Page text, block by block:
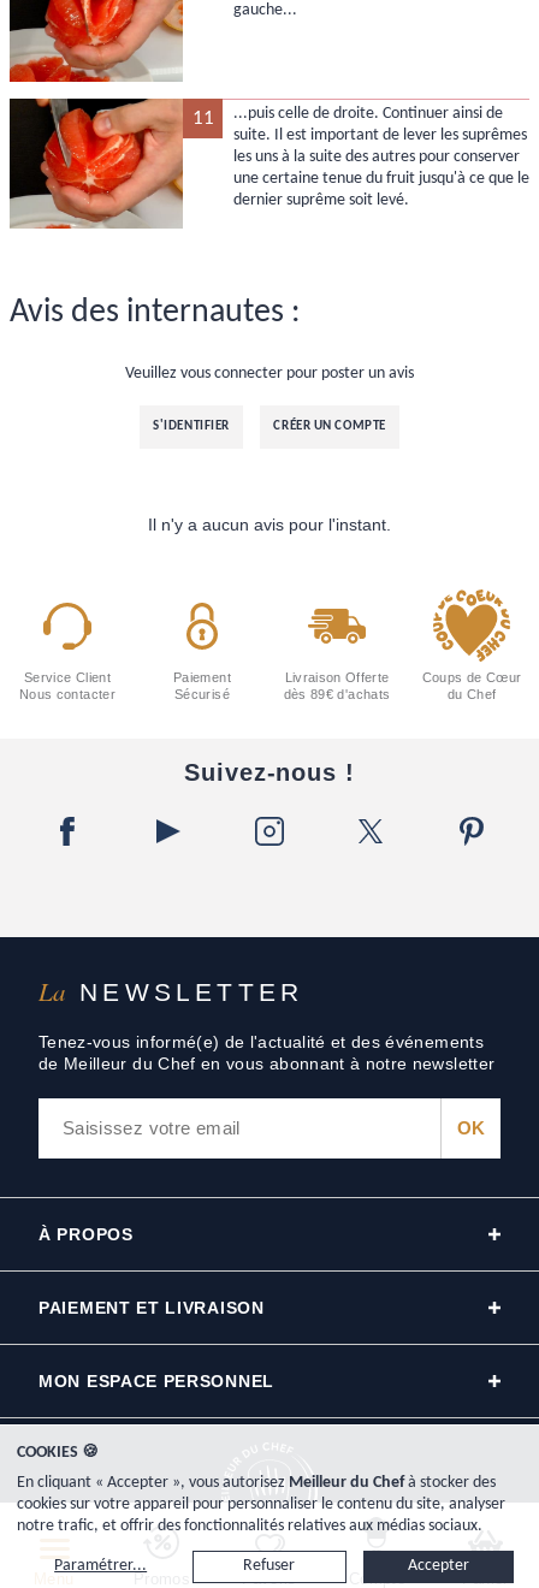
Favoris Compte Panier
gauche...
11
...puis celle de droite. Continuer ainsi de
suite. Il est important de lever les suprêmes
les uns à la suite des autres pour conserver
une certaine tenue du fruit jusqu'à ce que le
dernier suprême soit levé.
Avis des internautes :
Veuillez vous connecter pour poster un avis
S'IDENTIFIER CRÉER UN COMPTE
Il n'y a aucun avis pour l'instant.
La NEWSLETTER
Tenez-vous informé(e) de l'actualité et des événements
de Meilleur du Chef en vous abonnant à notre newsletter
Service Client
Nous contacter
Paiement
Sécurisé
Livraison Offerte
dès 89€ d'achats
Coups de Cœur
du Chef
Suivez-nous !
À PROPOS
PAIEMENT ET LIVRAISON
MON ESPACE PERSONNEL
Copyright © 2000-2026, www.meilleurduchef.com - Tous droits réservés.
Meilleur du Chef est l'enseigne commerciale de la société Plat-Net inscrite au registre du commerce RCS
Bayonne: 433 926 904.
COOKIES 🍪
En cliquant « Accepter », vous autorisez Meilleur du Chefà stocker des
cookies sur votre appareil pour personnaliser le contenu du site, analyser
notre trafic, et offrir des fonctionnalités relatives aux médias sociaux.
Accepter
Refuser
Paramétrer...